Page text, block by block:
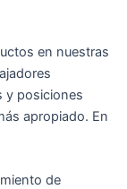
en nuestras
y posiciones
apropiado. En
de